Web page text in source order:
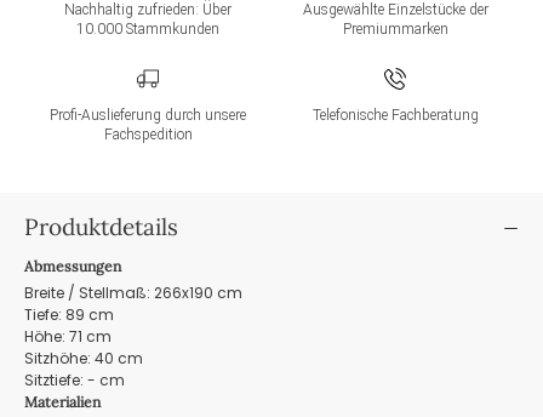
Nachhaltig zufrieden: Über
10.000 Stammkunden
Ausgewählte Einzelstücke der
Premiummarken
Profi-Auslieferung durch unsere
Fachspedition
Telefonische Fachberatung
Produktdetails
Abmessungen
Breite / Stellmaß: 266x190 cm
Tiefe: 89 cm
Höhe: 71 cm
Sitzhöhe: 40 cm
Sitztiefe: - cm
Materialien